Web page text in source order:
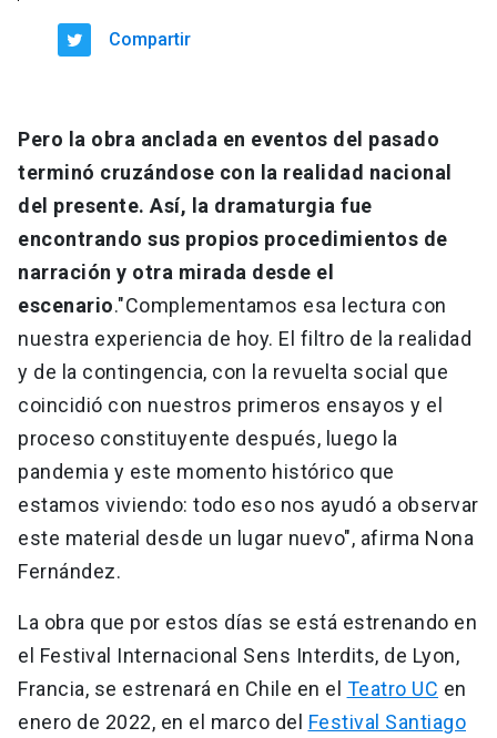
Compartir
Pero la obra anclada en eventos del pasado
terminó cruzándose con la realidad nacional
del presente. Así, la dramaturgia fue
encontrando sus propios procedimientos de
narración y otra mirada desde el
escenario."Complementamos esa lectura con
nuestra experiencia de hoy. El filtro de la realidad
y de la contingencia, con la revuelta social que
coincidió con nuestros primeros ensayos y el
proceso constituyente después, luego la
pandemia y este momento histórico que
estamos viviendo: todo eso nos ayudó a observar
este material desde un lugar nuevo", afirma Nona
Fernández.
La obra que por estos días se está estrenando en
el Festival Internacional Sens Interdits, de Lyon,
Francia, se estrenará en Chile en el Teatro UC en
enero de 2022, en el marco del Festival Santiago